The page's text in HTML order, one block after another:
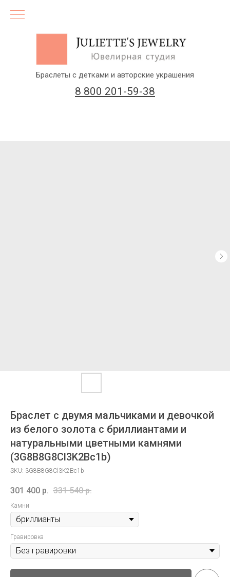
8 800 201-59-38
Браслеты с детками и авторские украшения
Браслет с двумя мальчиками и девочкой
из белого золота с бриллиантами и
натуральными цветными камнями
(3G8B8G8Cl3K2Bc1b)
SKU: 3G8B8G8Cl3K2Bc1b
301 400 р. 331 540 р.
Камни
Гравировка